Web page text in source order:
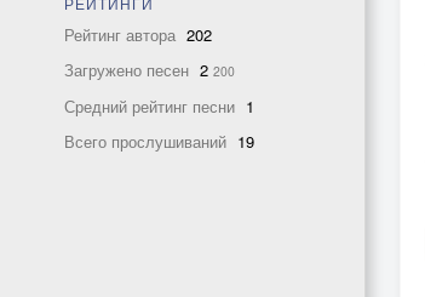
Рейтинг автора 202
Загружено песен 2 200
Средний рейтинг песни 1
Всего прослушиваний 19